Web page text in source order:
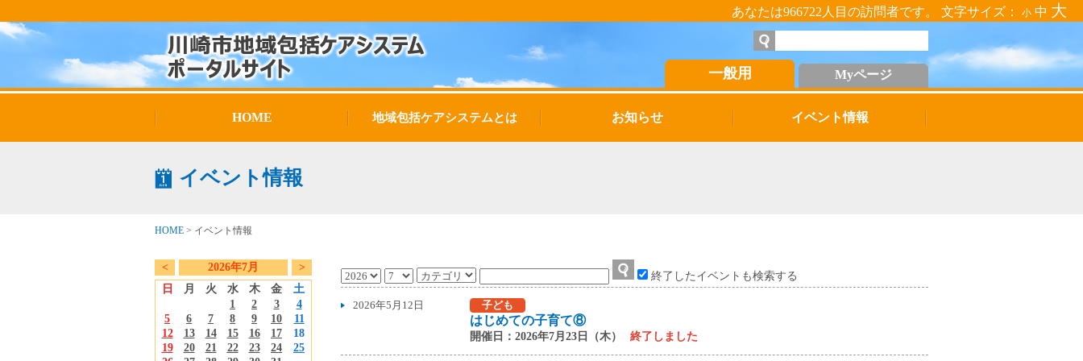
あなたは966722人目の訪問者です。 文字サイズ： 小 中 大
一般用 Myページ
HOME 地域包括ケアシステムとは お知らせ イベント情報
イベント情報
HOME > イベント情報
< 2026年7月
>
日
月 火 水 木 金
土
1
2 3
4
5
6 7 8 9 10
11
12
13 14 15 16 17
18
19
20 21 22 23 24
25
終了したイベントも検索する
2026年5月12日 子ども
はじめての子育て⑧
開催日：2026年7月23日（木） 終了しました